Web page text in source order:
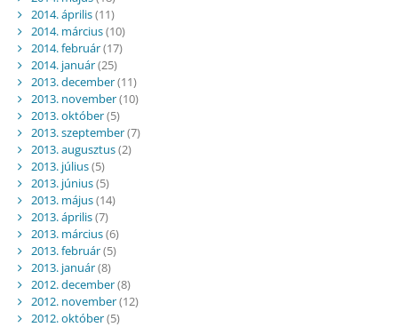
2014. április(11)
2014. március(10)
2014. február(17)
2014. január(25)
2013. december(11)
2013. november(10)
2013. október(5)
2013. szeptember(7)
2013. augusztus(2)
2013. július(5)
2013. június(5)
2013. május(14)
2013. április(7)
2013. március(6)
2013. február(5)
2013. január(8)
2012. december(8)
2012. november(12)
2012. október(5)